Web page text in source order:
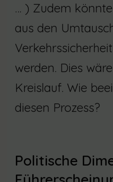
… ) Zudem
aus den
werden. Dies
Kreislauf. Wie
diesen Prozess?
Politische